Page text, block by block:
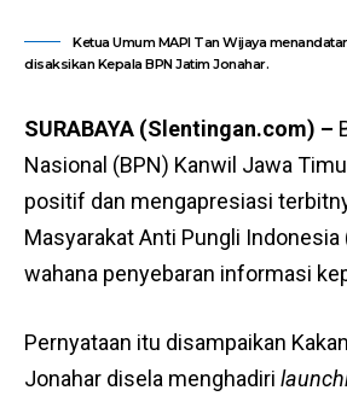
Ketua Umum MAPI Tan Wijaya
disaksikan Kepala BPN Jatim Jonahar.
SURABAYA (Slentingan.com) –
Nasional (BPN) Kanwil Jawa
positif dan mengapresiasi
Masyarakat Anti Pungli Indonesia
wahana penyebaran informasi
Pernyataan itu disampaikan
Jonahar disela menghadiri